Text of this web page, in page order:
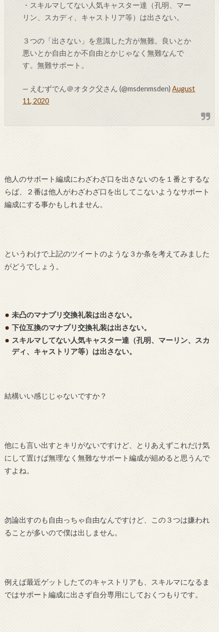
・スキルマしてない人気キャスター達（孔明、マー
リン、スカディ、キャストリア等）は出さない。
３つの「出さない」を意識した方が無難。良いとか
悪いとか自由とか不自由とかじゃなく無難なんで
す。無難サポート。
— えむずでん＠オタク父さん (@msdenmsden)August
11, 2020
他人のサポート編成にわざわざ口を出さないのを１番とするな
らば、２番は他人がわざわざ口を出してこないようなサポート
編成にする事かもしれません。
というわけで上記のツイートのような３か条を考えてみました
がどうでしょう。
未凸のマナプリ交換礼装は出さない。
下位互換のマナプリ交換礼装は出さない。
スキルマしてない人気キャスター達（孔明、マーリン、スカ
ディ、キャストリア等）は出さない。
結構いい感じじゃないですか？
他にも言い出すとキリがないですけど、とりあえずこれだけ気
にして置けば無理なく無難なサポート編成が組めると思うんで
すよね。
勿論出すのも自由っちゃ自由なんですけど、この３つは嫌われ
ることが多いので僕は出しません。
例えば最近ゲットしたてのキャストリアも、スキルマになるま
ではサポート編成に出さず自分専用にしておくつもりです。